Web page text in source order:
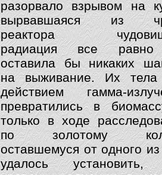
разорвало взрывом на
вырвавшаяся из
реактора
радиация все
оставила бы никаких
на выживание. Их тела
действием гамма-
превратились в
только в ходе
по золотому
оставшемуся от одного
удалось установить,